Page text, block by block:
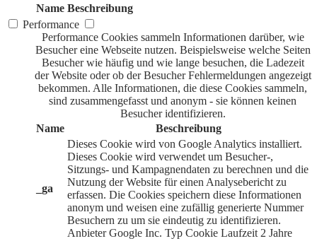
Name Beschreibung
Performance
Performance Cookies sammeln Informationen darüber, wie
Besucher eine Webseite nutzen. Beispielsweise welche Seiten
Besucher wie häufig und wie lange besuchen, die Ladezeit
der Website oder ob der Besucher Fehlermeldungen angezeigt
bekommen. Alle Informationen, die diese Cookies sammeln,
sind zusammengefasst und anonym - sie können keinen
Besucher identifizieren.
Name
Beschreibung
_ga
Dieses Cookie wird von Google Analytics installiert.
Dieses Cookie wird verwendet um Besucher-,
Sitzungs- und Kampagnendaten zu berechnen und die
Nutzung der Website für einen Analysebericht zu
erfassen. Die Cookies speichern diese Informationen
anonym und weisen eine zufällig generierte Nummer
Besuchern zu um sie eindeutig zu identifizieren.
Anbieter Google Inc. Typ Cookie Laufzeit 2 Jahre